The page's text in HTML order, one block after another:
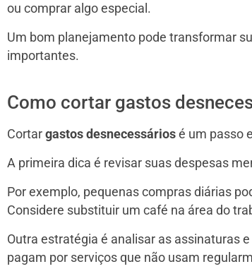
ou comprar algo especial.
Um bom planejamento pode transformar
importantes.
Como cortar gastos
Cortar gastos desnecessários é um passo
A primeira dica é revisar suas despesas
Por exemplo, pequenas compras diárias
Considere substituir um café na área do
Outra estratégia é analisar as assinaturas
pagam por serviços que não usam